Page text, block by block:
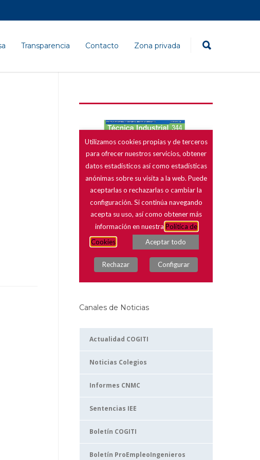
Transparencia Contacto Zona privada
Canales de Noticias
Actualidad COGITI
Noticias Colegios
Informes CNMC
Sentencias IEE
Boletín COGITI
Boletín ProEmpleoIngenieros